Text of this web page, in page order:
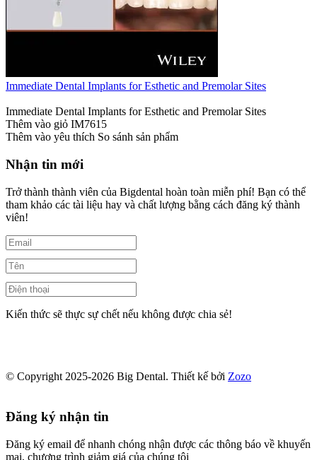
Immediate Dental Implants for Esthetic and Premolar Sites
Immediate Dental Implants for Esthetic and Premolar Sites
Thêm vào giỏ IM7615
Thêm vào yêu thích So sánh sản phẩm
Nhận tin mới
Trở thành thành viên của Bigdental hoàn toàn miễn phí! Bạn có thể
tham khảo các tài liệu hay và chất lượng bằng cách đăng ký thành
viên!
Kiến thức sẽ thực sự chết nếu không được chia sẻ!
© Copyright 2025-2026 Big Dental. Thiết kế bởi Zozo
Đăng ký nhận tin
Đăng ký email để nhanh chóng nhận được các thông báo về khuyến
mại, chương trình giảm giá của chúng tôi